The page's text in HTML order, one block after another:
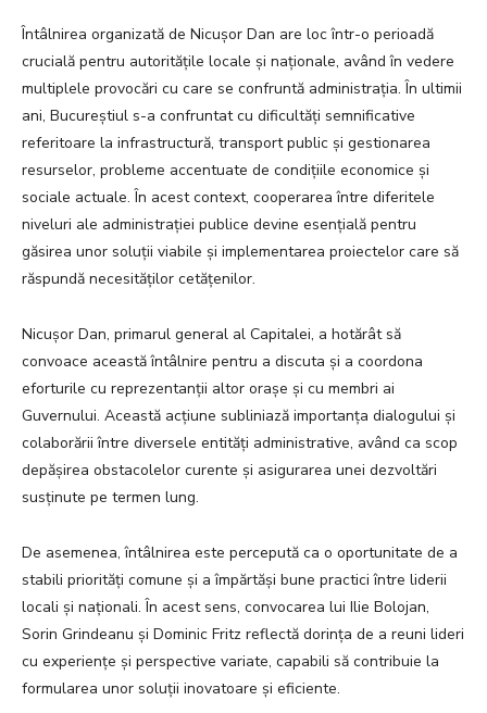
Întâlnirea organizată de Nicușor Dan are loc într-o perioadă
crucială pentru autoritățile locale și naționale, având în vedere
multiplele provocări cu care se confruntă administrația. În ultimii
ani, Bucureștiul s-a confruntat cu dificultăți semnificative
referitoare la infrastructură, transport public și gestionarea
resurselor, probleme accentuate de condițiile economice și
sociale actuale. În acest context, cooperarea între diferitele
niveluri ale administrației publice devine esențială pentru
găsirea unor soluții viabile și implementarea proiectelor care să
răspundă necesităților cetățenilor.
Nicușor Dan, primarul general al Capitalei, a hotărât să
convoace această întâlnire pentru a discuta și a coordona
eforturile cu reprezentanții altor orașe și cu membri ai
Guvernului. Această acțiune subliniază importanța dialogului și
colaborării între diversele entități administrative, având ca scop
depășirea obstacolelor curente și asigurarea unei dezvoltări
susținute pe termen lung.
De asemenea, întâlnirea este percepută ca o oportunitate de a
stabili priorități comune și a împărtăși bune practici între liderii
locali și naționali. În acest sens, convocarea lui Ilie Bolojan,
Sorin Grindeanu și Dominic Fritz reflectă dorința de a reuni lideri
cu experiențe și perspective variate, capabili să contribuie la
formularea unor soluții inovatoare și eficiente.